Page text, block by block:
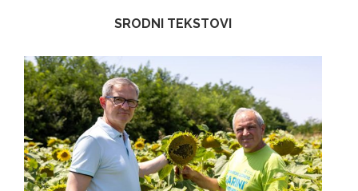
SRODNI TEKSTOVI